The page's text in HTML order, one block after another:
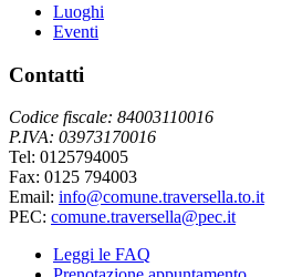
Luoghi
Eventi
Contatti
Codice fiscale: 84003110016
P.IVA: 03973170016
Tel: 0125794005
Fax: 0125 794003
Email: info@comune.traversella.to.it
PEC: comune.traversella@pec.it
Leggi le FAQ